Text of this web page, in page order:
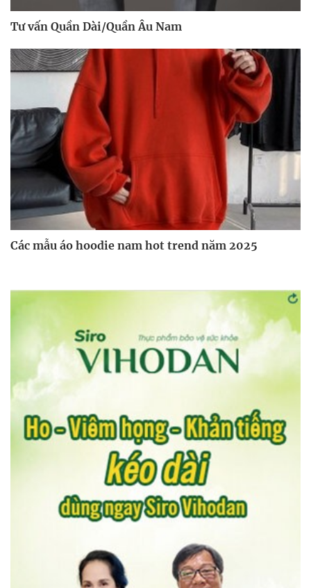
Tư vấn Quần Dài/Quần Âu Nam
Các mẫu áo hoodie nam hot trend năm 2025